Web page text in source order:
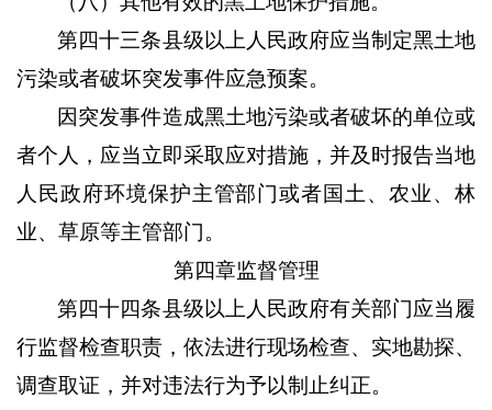
第四十三条县级以上人民政府应当制定黑土地
污染或者破坏突发事件应急预案。
因突发事件造成黑土地污染或者破坏的单位或
者个人，应当立即采取应对措施，并及时报告当地
人民政府环境保护主管部门或者国土、农业、林
业、草原等主管部门。
第四章监督管理
第四十四条县级以上人民政府有关部门应当履
行监督检查职责，依法进行现场检查、实地勘探、
调查取证，并对违法行为予以制止纠正。